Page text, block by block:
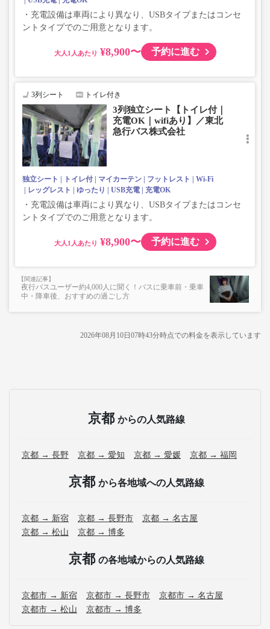
・充電設備は車両により異なり、USBタイプまたはコンセ
ントタイプでのご用意となります。
大人 ¥8,900〜 予約に進む
3列シート トイレ付き
3列独立シート【トイレ付｜
充電OK｜wifiあり】／東北
急行バス株式会社
独立シート トイレ付 マイカーテン フットレスト
Wi-Fi
レッグレスト
ゆったり USB充電 充電OK
・充電設備は車両により異なり、USBタイプまたはコンセ
ントタイプでのご用意となります。
大人 ¥8,900〜 予約に進む
夜行バスユーザー約4,000人に聞く！バスに乗車前・乗車
中・降車後、おすすめの過ごし方
2026年08月10日07時43分時点での料金を表示しています
京都 からの人気路線
京都 → 長野 京都 → 愛知 京都 → 愛媛 京都 → 福岡
京都 から各地域への人気路線
京都 → 新宿 京都 → 長野市
京都 → 名古屋
京都 → 松山
京都 → 博多
京都 の各地域からの人気路線
京都市 → 新宿 京都市 → 長野市
京都市 → 名古屋
京都市 → 松山
京都市 → 博多